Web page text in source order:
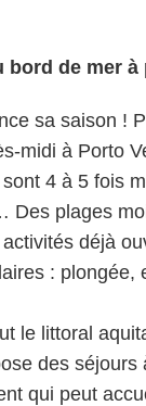
bord de mer
sa saison !
midi à Porto
4 à 5 fois
Des plages
déjà
: plongée,
le littoral
des séjours
qui peut